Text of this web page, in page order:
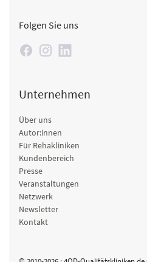
Folgen Sie uns
Unternehmen
Über uns
Autor:innen
Für Rehakliniken
Kundenbereich
Presse
Veranstaltungen
Netzwerk
Newsletter
Kontakt